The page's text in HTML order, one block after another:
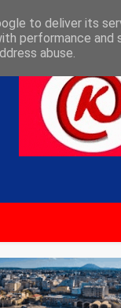
to deliver its
performance
abuse.